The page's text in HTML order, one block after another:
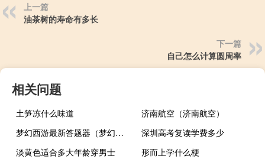
上一篇
油茶树的寿命有多长
下一篇
自己怎么计算圆周率
相关问题
土笋冻什么味道
济南航空（济南航空）
梦幻西游最新答题器（梦幻西游答题器叶子猪）
深圳高考复读学费多少
淡黄色适合多大年龄穿男士
形而上学什么梗